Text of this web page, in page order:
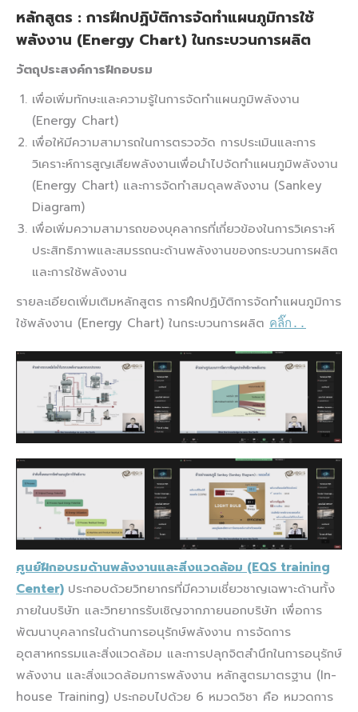
หลักสูตร : การฝึกปฏิบัติการจัดทำแผนภูมิการใช้
พลังงาน (Energy Chart) ในกระบวนการผลิต
วัตถุประสงค์การฝึกอบรม
เพื่อเพิ่มทักษะและความรู้ในการจัดทำแผนภูมิพลังงาน
(Energy Chart)
เพื่อให้มีความสามารถในการตรวจวัด การประเมินและการ
วิเคราะห์การสูญเสียพลังงานเพื่อนำไปจัดทำแผนภูมิพลังงาน
(Energy Chart) และการจัดทำสมดุลพลังงาน (Sankey
Diagram)
เพื่อเพิ่มความสามารถของบุคลากรที่เกี่ยวข้องในการวิเคราะห์
ประสิทธิภาพและสมรรถนะด้านพลังงานของกระบวนการผลิต
และการใช้พลังงาน
รายละเอียดเพิ่มเติมหลักสูตร การฝึกปฏิบัติการจัดทำแผนภูมิการ
ใช้พลังงาน (Energy Chart) ในกระบวนการผลิต คลิ๊ก..
ศูนย์ฝึกอบรมด้านพลังงานและสิ่งแวดล้อม (EQS training
Center) ประกอบด้วยวิทยากรที่มีความเชี่ยวชาญเฉพาะด้านทั้ง
ภายในบริษัท และวิทยากรรับเชิญจากภายนอกบริษัท เพื่อการ
พัฒนาบุคลากรในด้านการอนุรักษ์พลังงาน การจัดการ
อุตสาหกรรมและสิ่งแวดล้อม และการปลุกจิตสำนึกในการอนุรักษ์
พลังงาน และสิ่งแวดล้อมการพลังงาน หลักสูตรมาตรฐาน (In-
house Training) ประกอบไปด้วย 6 หมวดวิชา คือ หมวดการ